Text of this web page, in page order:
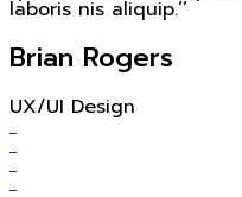
laboris nis aliquip.’’
Brian Rogers
UX/UI Design